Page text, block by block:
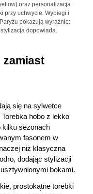
oraz personalizacja
przy uchwycie. Wybiegi i
pokazują wyraźnie:
dopowiada.
się na sylwetce
hobo z lekko
kilku sezonach
fasonem w
niż klasyczna
dodając stylizacji
bokami.
prostokątne torebki